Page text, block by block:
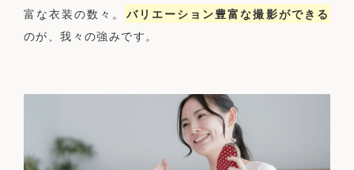
富な衣装の数々。 バリエーション豊富な撮影ができる
のが、我々の強みです。